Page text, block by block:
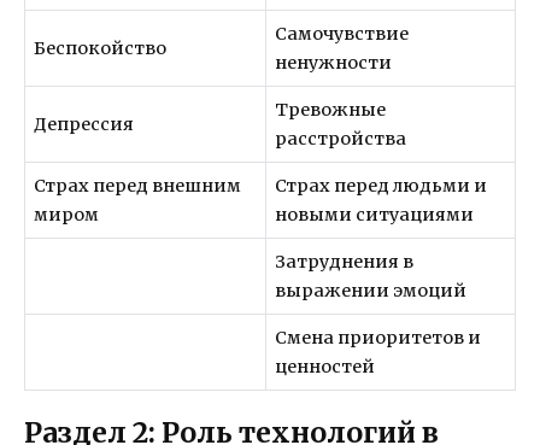
Беспокойство
Самочувствие
ненужности
Депрессия
Тревожные
расстройства
Страх перед внешним
миром
Страх перед людьми и
новыми ситуациями
Затруднения в
выражении эмоций
Смена приоритетов и
ценностей
Раздел 2: Роль технологий в